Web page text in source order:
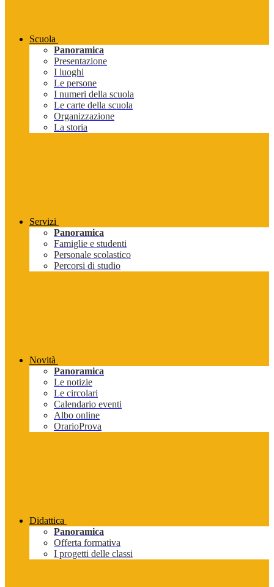
Scuola
Panoramica
Presentazione
I luoghi
Le persone
I numeri della scuola
Le carte della scuola
Organizzazione
La storia
Servizi
Panoramica
Famiglie e studenti
Personale scolastico
Percorsi di studio
Novità
Panoramica
Le notizie
Le circolari
Calendario eventi
Albo online
OrarioProva
Didattica
Panoramica
Offerta formativa
I progetti delle classi